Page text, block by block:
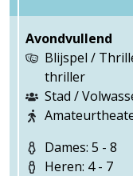
Avondvullend
Blijspel /
thriller
Stad /
Dames: 5 - 8
Heren: 4 - 7